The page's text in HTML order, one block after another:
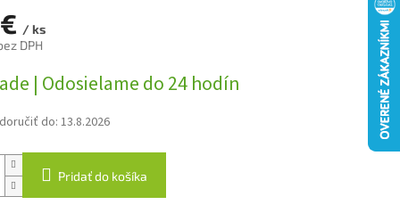
/ ks
DPH
| Odosielame do 24 hodín
do: 13.8.2026
Pridať do košíka